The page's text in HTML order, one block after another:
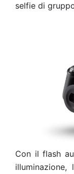
selfie di
Con il flash